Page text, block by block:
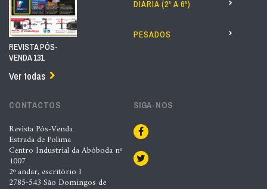
REVISTA PÓS-
VENDA 131
Ver todas
DIÁRIA (2ª A 6ª)
PESADOS
CONTACTOS
Revista Pós-Venda
Estrada de Polima
Centro Industrial da Abóboda nº
1007
2º andar, escritório I
2785-543 São Domingos de
SIGA-NOS